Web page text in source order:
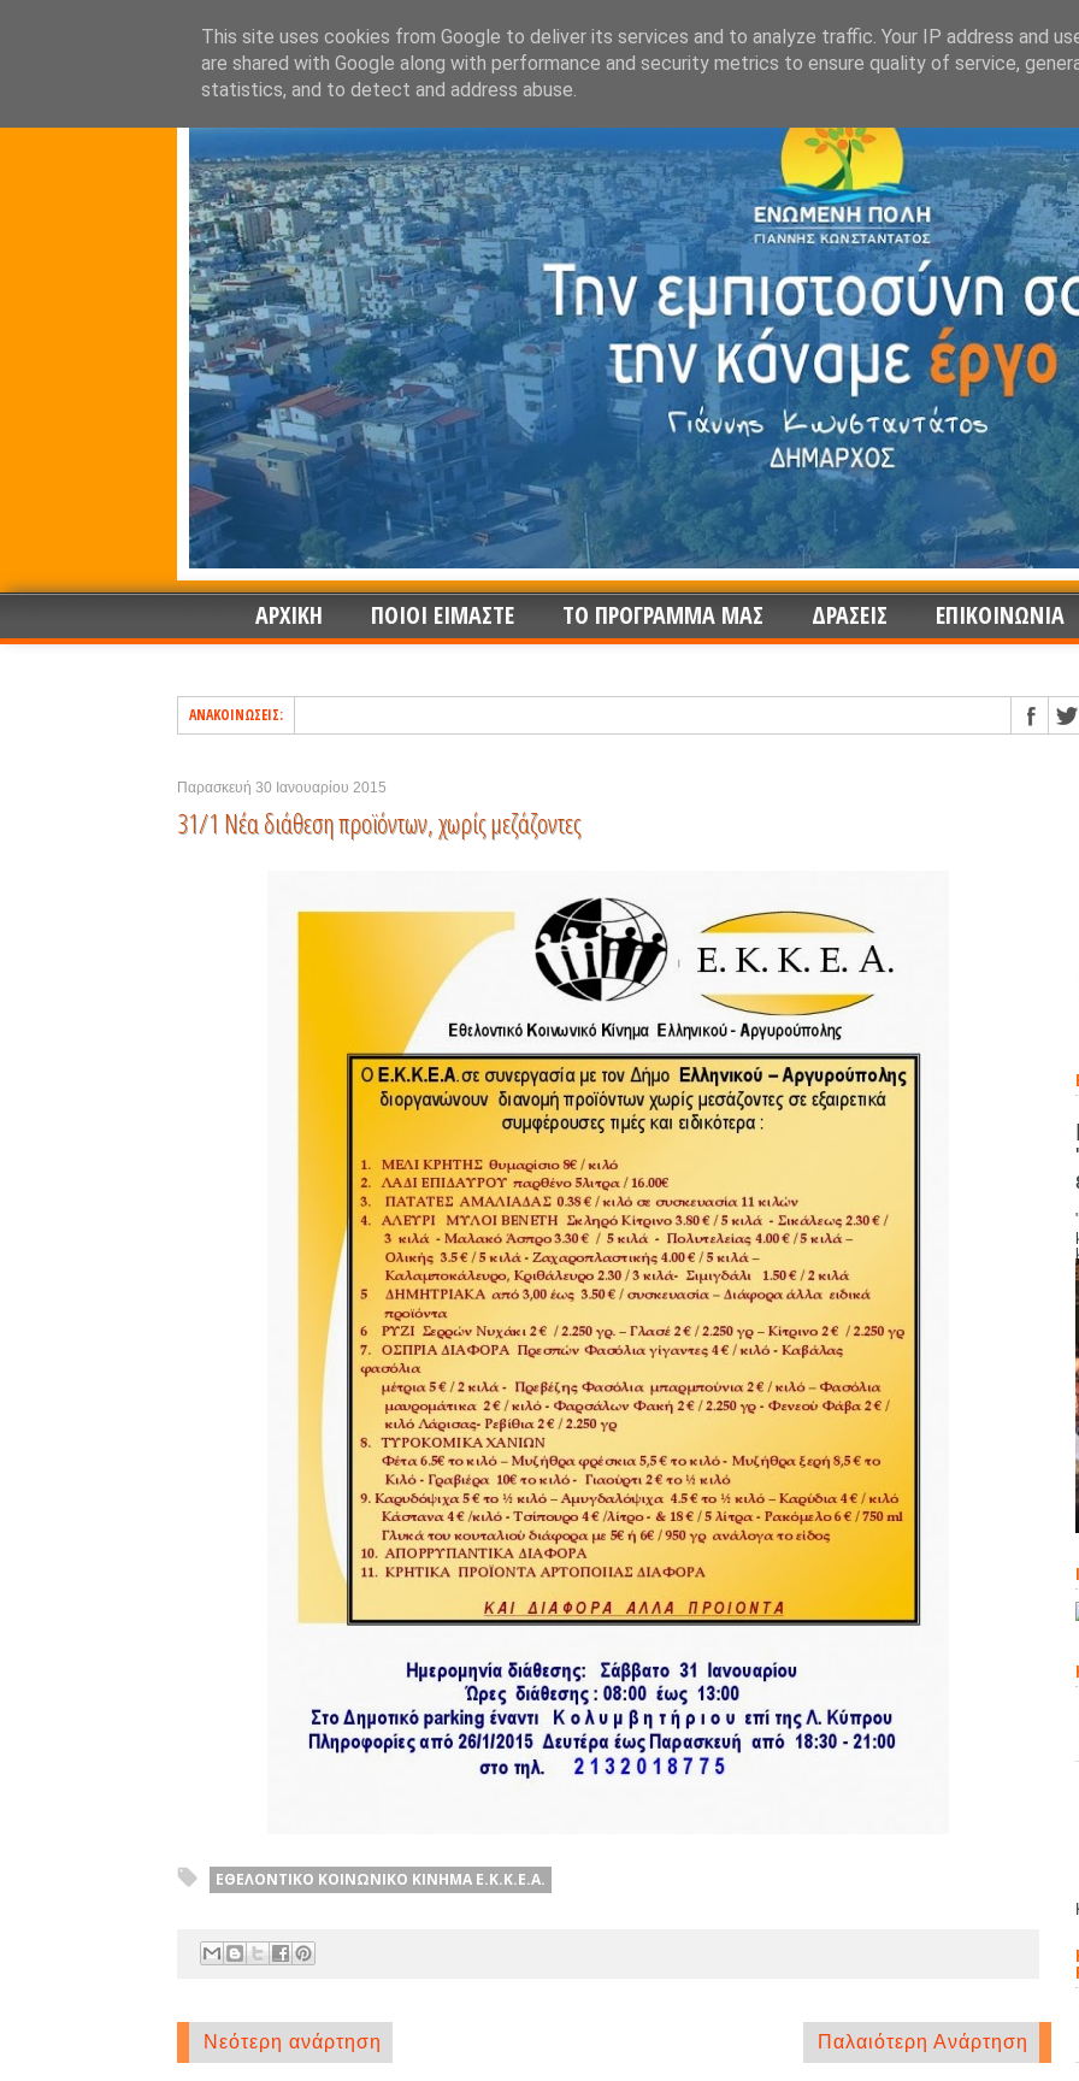
ΑΡΧΙΚΗ ΠΟΙΟΙ ΕΙΜΑΣΤΕ ΤΟ ΠΡΟΓΡΑΜΜΑ ΜΑΣ ΔΡΑΣΕΙΣ ΕΠΙΚΟΙΝΩΝΙΑ
ΑΝΑΚΟΙΝΩΣΕΙΣ:
Παρασκευή 30 Ιανουαρίου 2015
31/1 Νέα διάθεση προϊόντων, χωρίς μεζάζοντες
ΕΘΕΛΟΝΤΙΚΟ ΚΟΙΝΩΝΙΚΟ ΚΙΝΗΜΑ Ε.Κ.Κ.Ε.Α.
Νεότερη ανάρτηση Παλαιότερη Ανάρτηση
This site uses cookies from Google to deliver its services and to analyze traffic. Your IP address and
are shared with Google along with performance and security metrics to ensure quality of service,
statistics, and to detect and address abuse.